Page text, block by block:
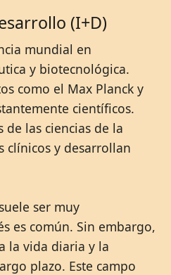
(I+D)
mundial en
y biotecnológica.
como el Max Planck y
científicos.
las ciencias de la
clínicos y desarrollan
ser muy
es común. Sin embargo,
la vida diaria y la
plazo. Este campo